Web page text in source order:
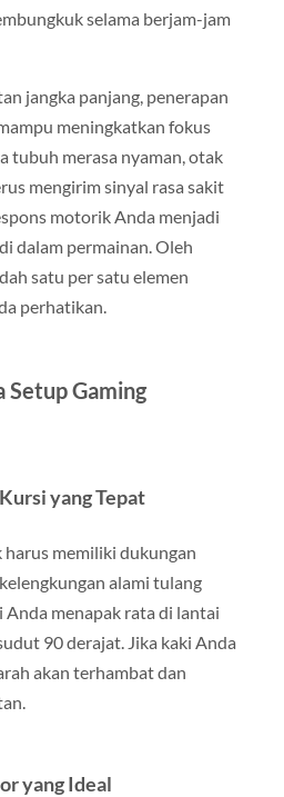
selama berjam-jam
jangka panjang, penerapan
meningkatkan fokus
tubuh merasa nyaman, otak
mengirim sinyal rasa sakit
motorik Anda menjadi
dalam permainan. Oleh
satu per satu elemen
perhatikan.
Setup Gaming
yang Tepat
harus memiliki dukungan
alami tulang
Anda menapak rata di lantai
90 derajat. Jika kaki Anda
akan terhambat dan
yang Ideal